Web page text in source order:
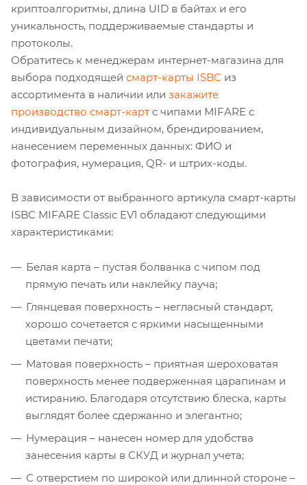
криптоалгоритмы, длина UID в байтах и его
уникальность, поддерживаемые стандарты и
протоколы.
Обратитесь к менеджерам интернет-магазина для
выбора подходящей смарт-карты ISBC из
ассортимента в наличии или закажите
производство смарт-карт с чипами MIFARE с
индивидуальным дизайном, брендированием,
нанесением переменных данных: ФИО и
фотография, нумерация, QR- и штрих-коды.
В зависимости от выбранного артикула смарт-карты
ISBC MIFARE Classic EV1 обладают следующими
характеристиками:
Белая карта – пустая болванка с чипом под
прямую печать или наклейку пауча;
Глянцевая поверхность – негласный стандарт,
хорошо сочетается с яркими насыщенными
цветами печати;
Матовая поверхность – приятная шероховатая
поверхность менее подверженная царапинам и
истиранию. Благодаря отсутствию блеска, карты
выглядят более сдержанно и элегантно;
Нумерация – нанесен номер для удобства
занесения карты в СКУД и журнал учета;
С отверстием по широкой или длинной стороне –